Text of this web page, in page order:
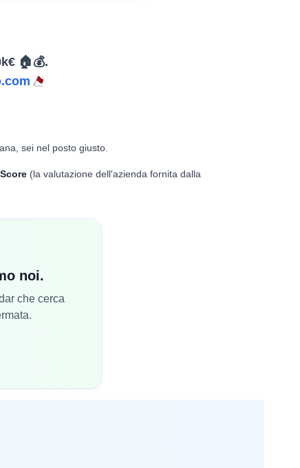
🏠💰.
sei nel posto giusto.
(la valutazione dell'azienda fornita dalla
noi.
che cerca